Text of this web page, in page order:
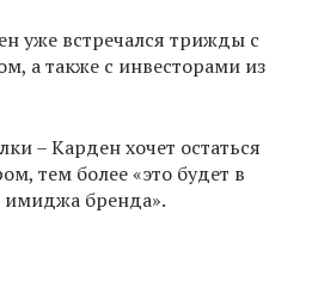
уже встречался трижды с
а также с инвесторами из
– Карден хочет остаться
тем более «это будет в
имиджа бренда».